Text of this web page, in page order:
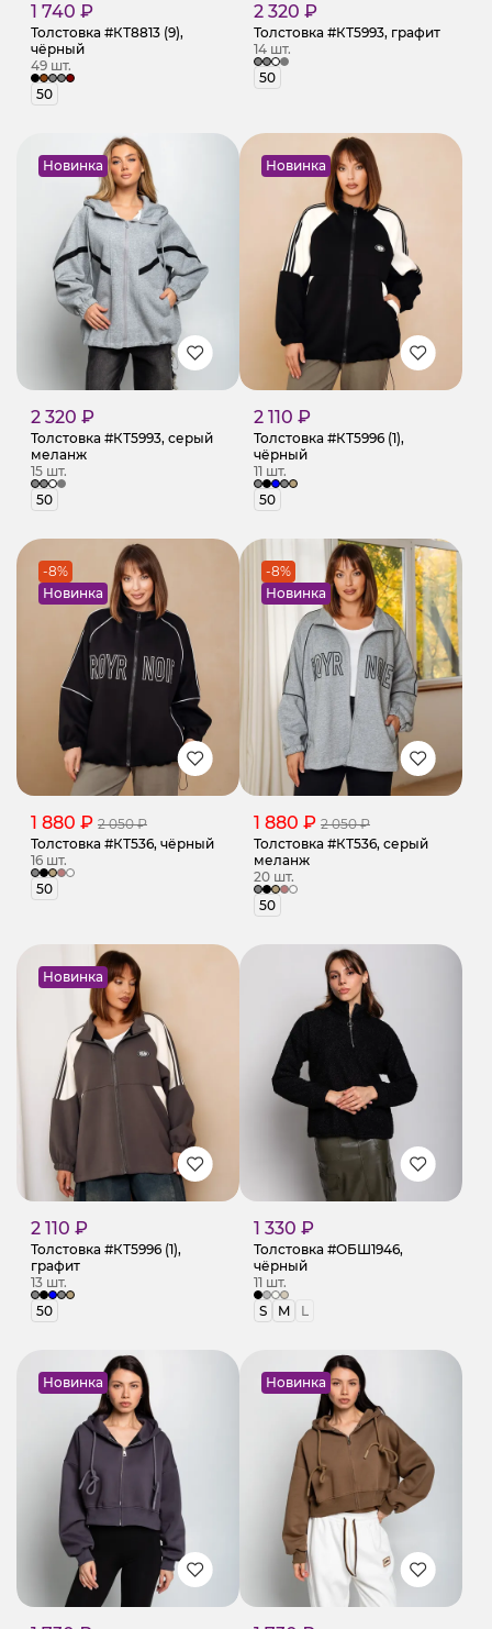
1 740 ₽
Толстовка #КТ8813 (9),
чёрный
49 шт.
50
2 320 ₽
Толстовка #КТ5993, графит
14 шт.
50
Новинка
2 320 ₽
Толстовка #КТ5993, серый
меланж
15 шт.
50
Новинка
2 110 ₽
Толстовка #КТ5996 (1),
чёрный
11 шт.
50
-8%
Новинка
1 880 ₽ 2 050 ₽
Толстовка #КТ536, чёрный
16 шт.
50
-8%
Новинка
1 880 ₽ 2 050 ₽
Толстовка #КТ536, серый
меланж
20 шт.
50
Новинка
2 110 ₽
Толстовка #КТ5996 (1),
графит
13 шт.
50
1 330 ₽
Толстовка #ОБШ1946,
чёрный
11 шт.
S
M L
Новинка Новинка